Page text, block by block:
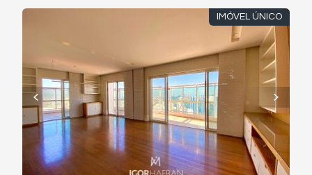
IMÓVEL ÚNICO